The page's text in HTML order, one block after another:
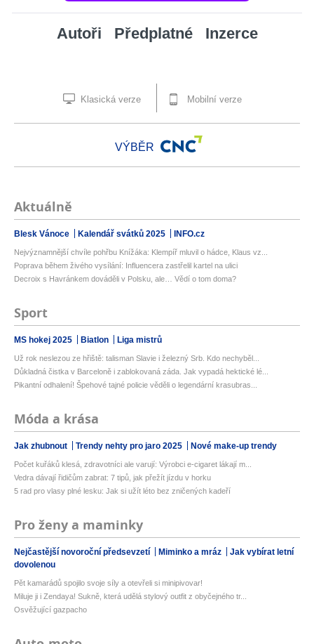
Autoři Předplatné Inzerce
Klasická verze Mobilní verze
VÝBĚR
Aktuálně
Blesk Vánoce Kalendář svátků 2025 INFO.cz
Nejvýznamnější chvíle pohřbu Knížáka: Klempíř mluvil o hádce, Klaus vz...
Poprava během živého vysílání: Influencera zastřelil kartel na ulici
Decroix s Havránkem dováděli v Polsku, ale… Vědí o tom doma?
Sport
MS hokej 2025 Biatlon Liga mistrů
Už rok neslezou ze hřiště: talisman Slavie i železný Srb. Kdo nechyběl...
Důkladná čistka v Barceloně i zablokovaná záda. Jak vypadá hektické lé...
Pikantní odhalení! Špehové tajné policie věděli o legendární krasubras...
Móda a krása
Jak zhubnout Trendy nehty pro jaro 2025 Nové make-up trendy
Počet kuřáků klesá, zdravotníci ale varují: Výrobci e-cigaret lákají m...
Vedra dávají řidičům zabrat: 7 tipů, jak přežít jízdu v horku
5 rad pro vlasy plné lesku: Jak si užít léto bez zničených kadeří
Pro ženy a maminky
Nejčastější novoroční předsevzetí Miminko a mráz
Jak vybírat letní
dovolenou
Pět kamarádů spojilo svoje síly a otevřeli si minipivovar!
Miluje ji i Zendaya! Sukně, která udělá stylový outfit z obyčejného tr...
Osvěžující gazpacho